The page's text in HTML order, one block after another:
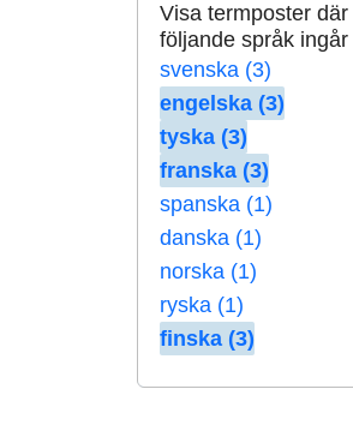
Visa termposter där
följande språk ingår
svenska (3)
engelska (3)
tyska (3)
franska (3)
spanska (1)
danska (1)
norska (1)
ryska (1)
finska (3)